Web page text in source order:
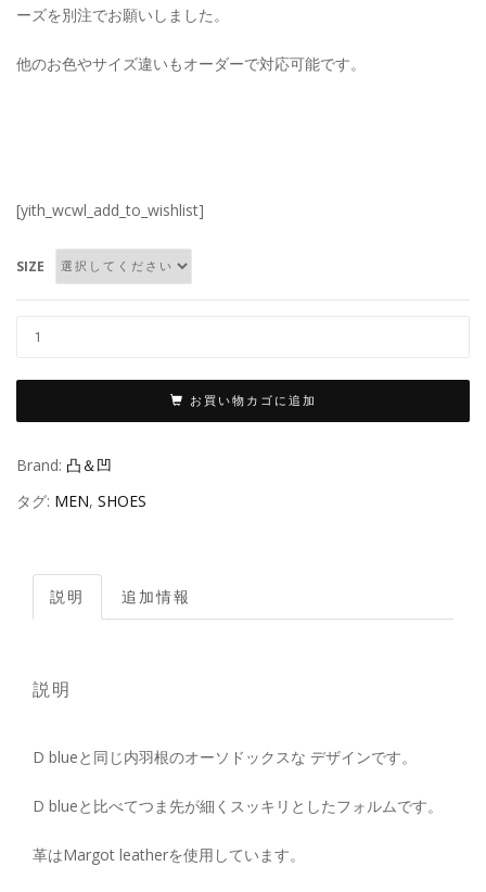
ーズを別注でお願いしました。
他のお色やサイズ違いもオーダーで対応可能です。
[yith_wcwl_add_to_wishlist]
SIZE
お買い物カゴに追加
Brand: 凸＆凹
タグ: MEN, SHOES
説明 追加情報
説明
D blueと同じ内羽根のオーソドックスな デザインです。
D blueと比べてつま先が細くスッキリとしたフォルムです。
革はMargot leatherを使用しています。